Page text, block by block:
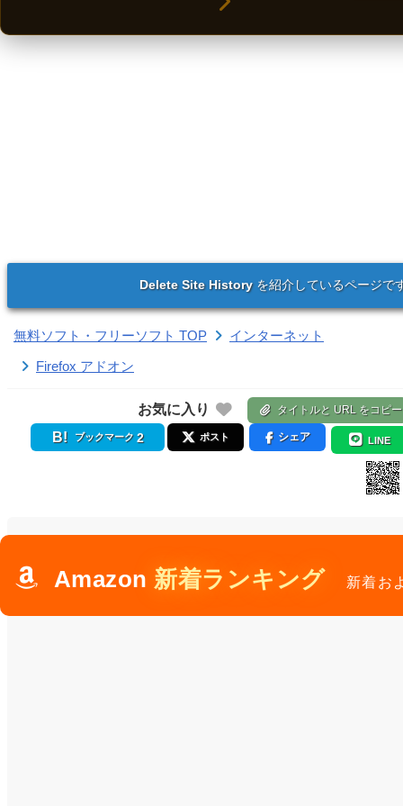
Delete Site Historyを紹介しているページで
無料ソフト・フリーソフト TOP
インターネット
Firefox アドオン
お気に入り タイトルと URL をコピー
ブックマーク 2 ポスト シェア LINE
Amazon 新着ランキング 新着お